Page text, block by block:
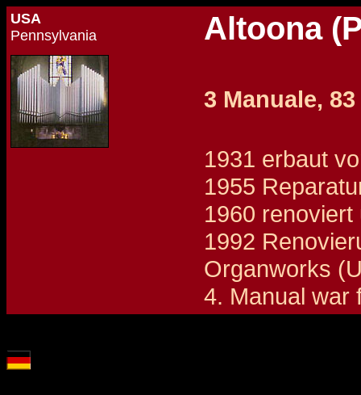
USA
Pennsylvania
Altoona
3 Manuale,
1931 erbaut
1955
1960
1992
Organworks
4. Manual war